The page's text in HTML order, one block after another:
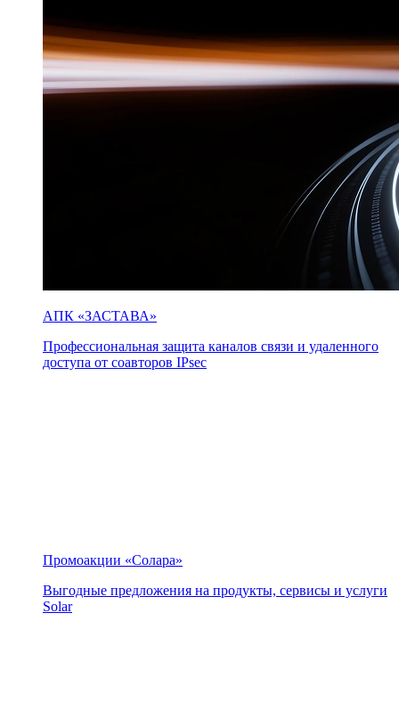
АПК «ЗАСТАВА»
Профессиональная защита каналов связи и удаленного
доступа от соавторов IPsec
Промоакции «Солара»
Выгодные предложения на продукты, сервисы и услуги
Solar